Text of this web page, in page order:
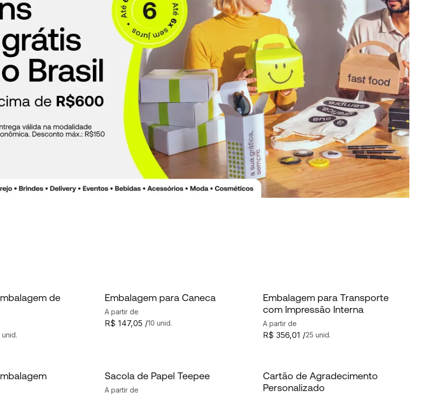
de
unid.
Embalagem para Caneca
A partir de
10 unid.
R$ 147,05 /
Embalagem para Transporte
com Impressão Interna
A partir de
25 unid.
R$ 356,01 /
Sacola de Papel Teepee
A partir de
Cartão de Agradecimento
Personalizado